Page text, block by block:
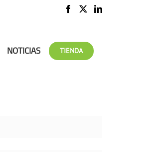
NOTICIAS TIENDA